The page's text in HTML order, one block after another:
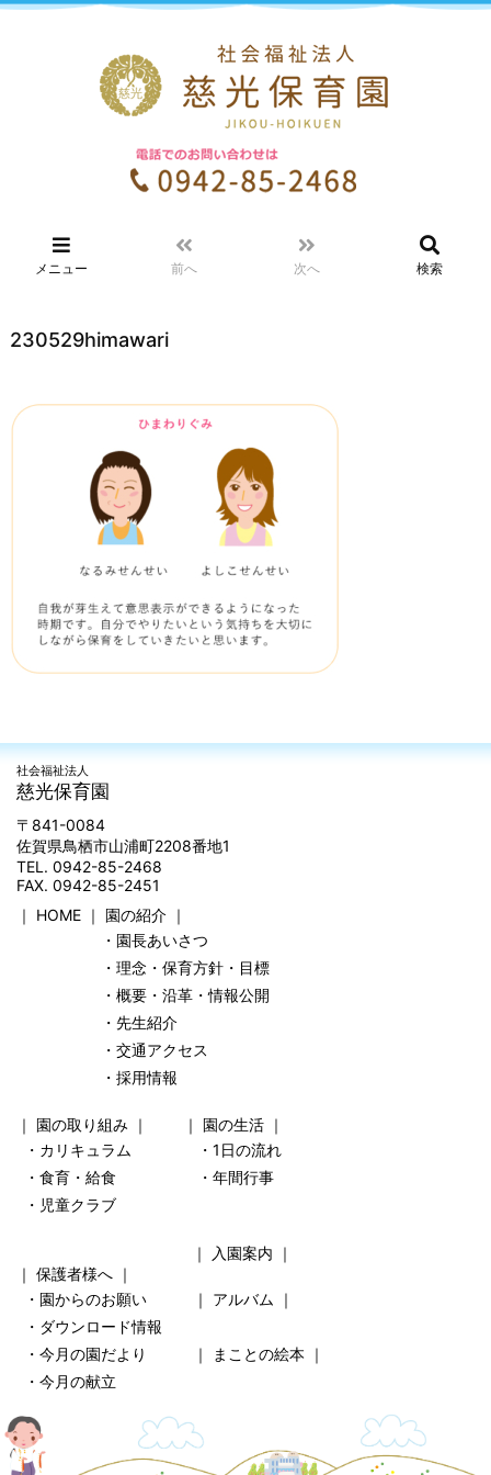
メニュー 前へ 次へ 検索
230529himawari
社会福祉法人
慈光保育園
〒841-0084
佐賀県鳥栖市山浦町2208番地1
TEL. 0942-85-2468
FAX. 0942-85-2451
｜ HOME ｜ 園の紹介 ｜
・園長あいさつ
・理念・保育方針・目標
・概要・沿革・情報公開
・先生紹介
・交通アクセス
・採用情報
｜ 園の取り組み ｜ ｜ 園の生活 ｜
・カリキュラム
・1日の流れ
・食育・給食
・年間行事
・児童クラブ
｜ 入園案内 ｜
｜ 保護者様へ ｜
・園からのお願い ｜ アルバム ｜
・ダウンロード情報
・今月の園だより
｜ まことの絵本 ｜
・今月の献立